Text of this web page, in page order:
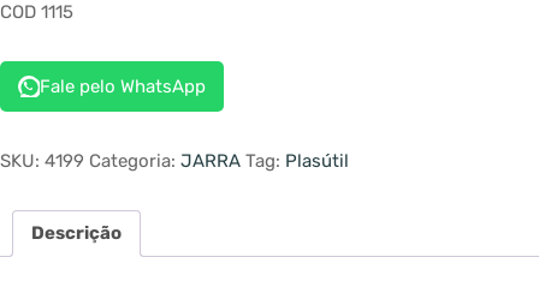
COD 1115
Fale pelo WhatsApp
SKU: 4199 Categoria: JARRA Tag: Plasútil
Descrição